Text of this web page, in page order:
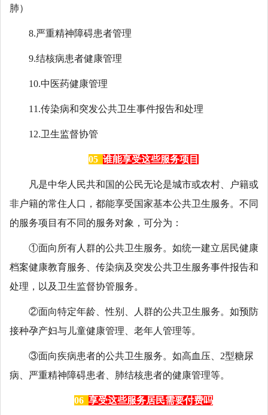
肺）
8.严重精神障碍患者管理
9.结核病患者健康管理
10.中医药健康管理
11.传染病和突发公共卫生事件报告和处理
12.卫生监督协管
05 谁能享受这些服务项目
凡是中华人民共和国的公民无论是城市或农村、户籍或
非户籍的常住人口，都能享受国家基本公共卫生服务。不同
的服务项目有不同的服务对象，可分为：
①面向所有人群的公共卫生服务。如统一建立居民健康
档案健康教育服务、传染病及突发公共卫生服务事件报告和
处理，以及卫生监督协管服务。
②面向特定年龄、性别、人群的公共卫生服务。如预防
接种孕产妇与儿童健康管理、老年人管理等。
③面向疾病患者的公共卫生服务。如高血压、2型糖尿
病、严重精神障碍患者、肺结核患者的健康管理等。
06 享受这些服务居民需要付费吗